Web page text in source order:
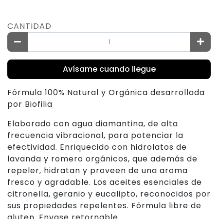
CANTIDAD
Avísame cuando llegue
Fórmula 100% Natural y Orgánica desarrollada
por Biofilia
Elaborado con agua diamantina, de alta
frecuencia vibracional, para potenciar la
efectividad. Enriquecido con hidrolatos de
lavanda y romero orgánicos, que además de
repeler, hidratan y proveen de una aroma
fresco y agradable. Los aceites esenciales de
citronella, geranio y eucalipto, reconocidos por
sus propiedades repelentes. Fórmula libre de